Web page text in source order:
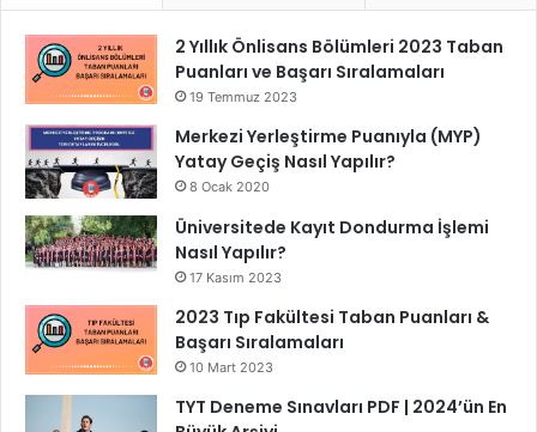
2 Yıllık Önlisans Bölümleri 2023 Taban
Puanları ve Başarı Sıralamaları
19 Temmuz 2023
Merkezi Yerleştirme Puanıyla (MYP)
Yatay Geçiş Nasıl Yapılır?
8 Ocak 2020
Üniversitede Kayıt Dondurma İşlemi
Nasıl Yapılır?
17 Kasım 2023
2023 Tıp Fakültesi Taban Puanları &
Başarı Sıralamaları
10 Mart 2023
TYT Deneme Sınavları PDF | 2024’ün En